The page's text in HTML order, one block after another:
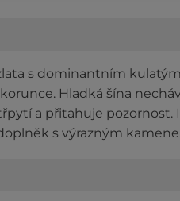
s dominantním
Hladká šína
a přitahuje pozornost.
s výrazným